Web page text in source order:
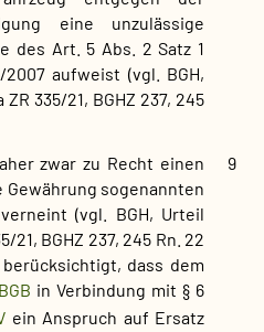
eine unzulässige
des Art. 5 Abs. 2 Satz 1
2007 aufweist (vgl. BGH,
335/21, BGHZ 237, 245
9
zwar zu Recht einen
Gewährung sogenannten
verneint (vgl. BGH, Urteil
21, BGHZ 237, 245 Rn. 22
dass dem
in Verbindung mit § 6
ein Anspruch auf Ersatz